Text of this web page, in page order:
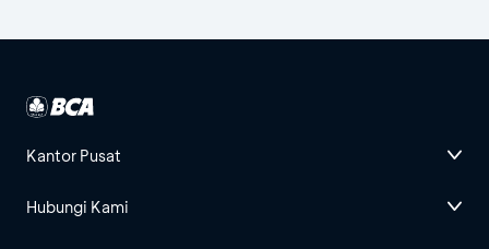
Kantor Pusat
Hubungi Kami